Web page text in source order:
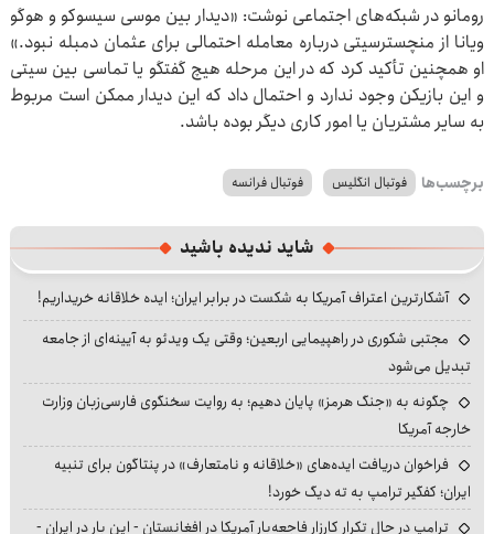
رومانو در شبکه‌های اجتماعی نوشت: «دیدار بین موسی سیسوکو و هوگو
ویانا از منچسترسیتی درباره معامله احتمالی برای عثمان دمبله نبود.»
او همچنین تأکید کرد که در این مرحله هیچ گفتگو یا تماسی بین سیتی
و این بازیکن وجود ندارد و احتمال داد که این دیدار ممکن است مربوط
به سایر مشتریان یا امور کاری دیگر بوده باشد.
برچسب‌ها فوتبال انگلیس فوتبال فرانسه
شاید ندیده باشید
آشکارترین اعتراف آمریکا به شکست در برابر ایران؛ ایده خلاقانه خریداریم!
مجتبی شکوری در راهپیمایی اربعین؛ وقتی یک ویدئو به آیینه‌ای از جامعه
تبدیل می‌شود
چگونه به «جنگ هرمز» پایان دهیم؛ به روایت سخنگوی فارسی‌زبان وزارت
خارجه آمریکا
فراخوان دریافت ایده‌های «خلاقانه و نامتعارف» در پنتاگون برای تنبیه
ایران؛ کفگیر ترامپ به ته دیگ خورد!
ترامپ در حال تکرار کارزار فاجعه‌بار آمریکا در افغانستان - این بار در ایران -